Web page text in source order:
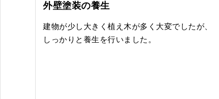
外壁塗装の養生
建物が少し大きく植え木が多く大変でしたが、
しっかりと養生を行いました。